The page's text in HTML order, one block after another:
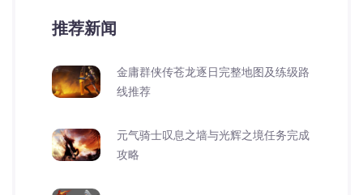
推荐新闻
金庸群侠传苍龙逐日完整地图及练级路
线推荐
元气骑士叹息之墙与光辉之境任务完成
攻略